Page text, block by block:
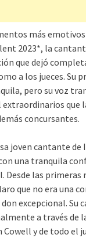
más
2023*, la
que dejó
a los jueces. Su
pero su voz
que
concursantes.
joven cantante de
una tranquila
Desde las primeras
que no era una
excepcional. Su
a través de
y de todo el